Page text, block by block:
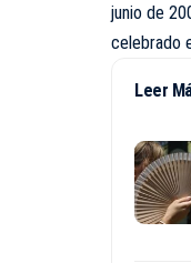
junio de
celebrado
Leer